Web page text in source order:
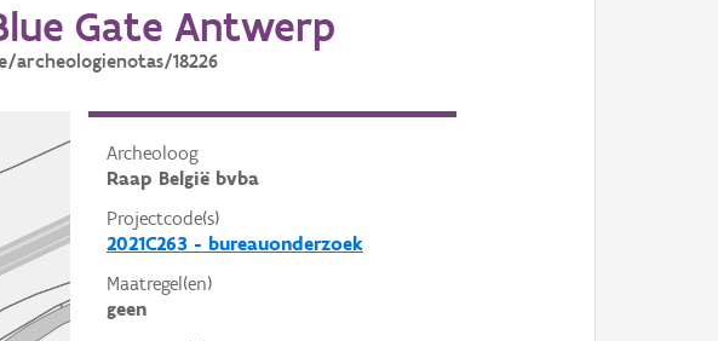
Gate Antwerp
archeologienotas/18226
Archeoloog
Raap België bvba
Projectcode(s)
2021C263 - bureauonderzoek
Maatregel(en)
geen